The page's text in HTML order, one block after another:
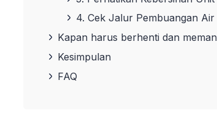
4. Cek Jalur Pembuangan Air
Kapan harus berhenti dan
Kesimpulan
FAQ